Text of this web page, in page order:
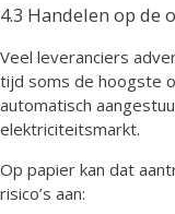
4.3 Handelen op de
Veel leveranciers
tijd soms de hoogste
automatisch
elektriciteitsmarkt.
Op papier kan dat
risico’s aan: